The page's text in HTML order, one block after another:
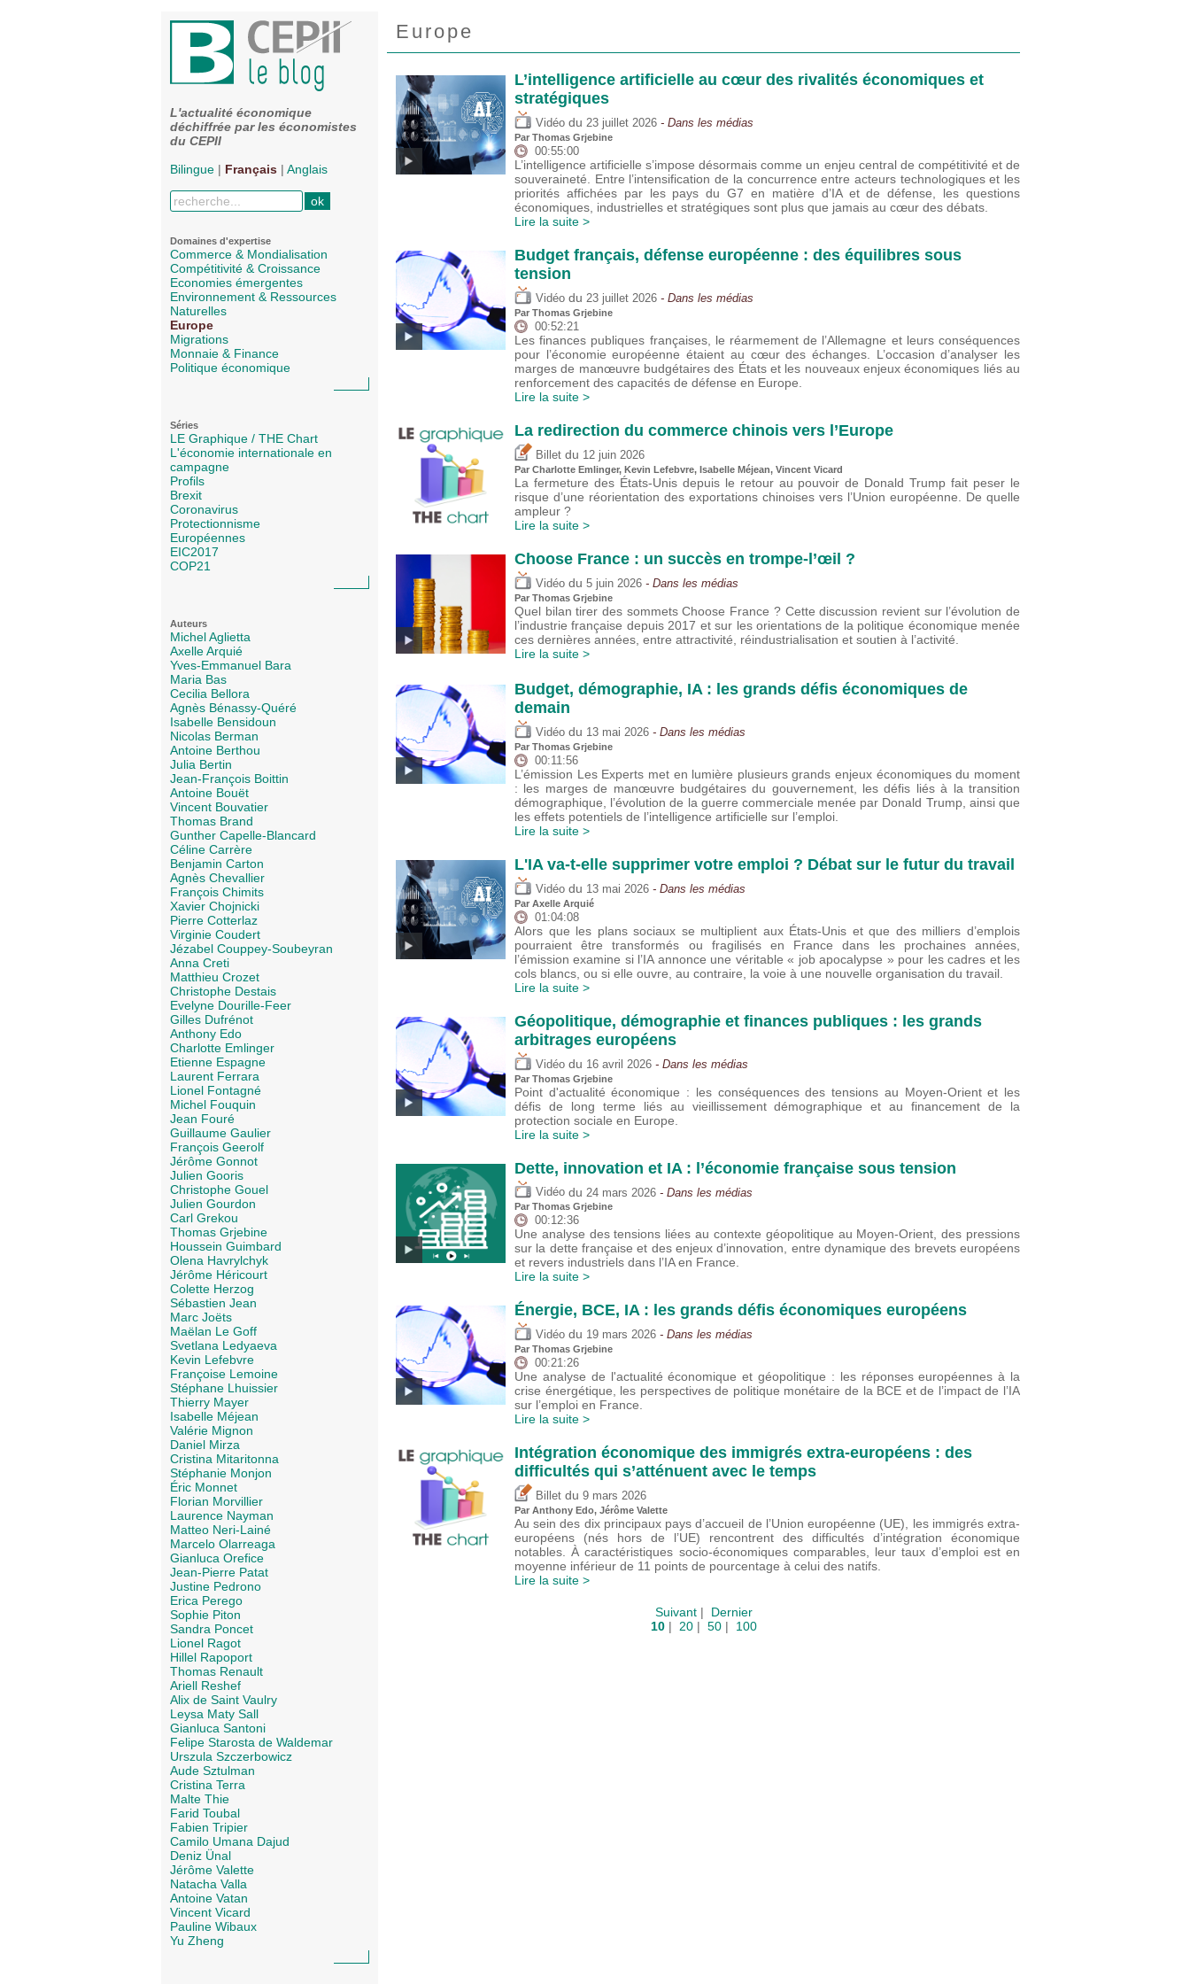
L'actualité économique
déchiffrée par les économistes
du CEPII
Bilingue | Français | Anglais
Domaines d'expertise
Commerce & Mondialisation
Compétitivité & Croissance
Economies émergentes
Environnement & Ressources
Naturelles
Europe
Migrations
Monnaie & Finance
Politique économique
Séries
LE Graphique / THE Chart
L'économie internationale en
campagne
Profils
Brexit
Coronavirus
Protectionnisme
Européennes
EIC2017
COP21
Auteurs
Michel Aglietta
Axelle Arquié
Yves-Emmanuel Bara
Maria Bas
Cecilia Bellora
Agnès Bénassy-Quéré
Isabelle Bensidoun
Nicolas Berman
Antoine Berthou
Julia Bertin
Jean-François Boittin
Antoine Bouët
Vincent Bouvatier
Thomas Brand
Gunther Capelle-Blancard
Céline Carrère
Benjamin Carton
Agnès Chevallier
François Chimits
Xavier Chojnicki
Pierre Cotterlaz
Virginie Coudert
Jézabel Couppey-Soubeyran
Anna Creti
Matthieu Crozet
Christophe Destais
Evelyne Dourille-Feer
Gilles Dufrénot
Anthony Edo
Charlotte Emlinger
Etienne Espagne
Laurent Ferrara
Lionel Fontagné
Michel Fouquin
Jean Fouré
Guillaume Gaulier
François Geerolf
Jérôme Gonnot
Julien Gooris
Christophe Gouel
Julien Gourdon
Carl Grekou
Thomas Grjebine
Houssein Guimbard
Olena Havrylchyk
Jérôme Héricourt
Colette Herzog
Sébastien Jean
Marc Joëts
Maëlan Le Goff
Svetlana Ledyaeva
Kevin Lefebvre
Françoise Lemoine
Stéphane Lhuissier
Thierry Mayer
Isabelle Méjean
Valérie Mignon
Daniel Mirza
Cristina Mitaritonna
Stéphanie Monjon
Éric Monnet
Florian Morvillier
Laurence Nayman
Matteo Neri-Lainé
Marcelo Olarreaga
Gianluca Orefice
Jean-Pierre Patat
Justine Pedrono
Erica Perego
Sophie Piton
Sandra Poncet
Lionel Ragot
Hillel Rapoport
Thomas Renault
Ariell Reshef
Alix de Saint Vaulry
Leysa Maty Sall
Gianluca Santoni
Felipe Starosta de Waldemar
Urszula Szczerbowicz
Aude Sztulman
Cristina Terra
Malte Thie
Farid Toubal
Fabien Tripier
Camilo Umana Dajud
Deniz Ünal
Jérôme Valette
Natacha Valla
Antoine Vatan
Vincent Vicard
Pauline Wibaux
Yu Zheng
Europe
L’intelligence artificielle au cœur des rivalités économiques et
stratégiques
Vidéo du 23 juillet 2026 - Dans les médias
Par Thomas Grjebine
00:55:00
L’intelligence artificielle s’impose désormais comme un enjeu central de compétitivité et de
souveraineté. Entre l’intensification de la concurrence entre acteurs technologiques et les
priorités affichées par les pays du G7 en matière d’IA et de défense, les questions
économiques, industrielles et stratégiques sont plus que jamais au cœur des débats.
Lire la suite >
Budget français, défense européenne : des équilibres sous
tension
Vidéo du 23 juillet 2026 - Dans les médias
Par Thomas Grjebine
00:52:21
Les finances publiques françaises, le réarmement de l’Allemagne et leurs conséquences
pour l’économie européenne étaient au cœur des échanges. L’occasion d’analyser les
marges de manœuvre budgétaires des États et les nouveaux enjeux économiques liés au
renforcement des capacités de défense en Europe.
Lire la suite >
La redirection du commerce chinois vers l’Europe
Billet du 12 juin 2026
Par Charlotte Emlinger, Kevin Lefebvre, Isabelle Méjean, Vincent Vicard
La fermeture des États-Unis depuis le retour au pouvoir de Donald Trump fait peser le
risque d’une réorientation des exportations chinoises vers l’Union européenne. De quelle
ampleur ?
Lire la suite >
Choose France : un succès en trompe-l’œil ?
Vidéo du 5 juin 2026 - Dans les médias
Par Thomas Grjebine
Quel bilan tirer des sommets Choose France ? Cette discussion revient sur l’évolution de
l’industrie française depuis 2017 et sur les orientations de la politique économique menée
ces dernières années, entre attractivité, réindustrialisation et soutien à l’activité.
Lire la suite >
Budget, démographie, IA : les grands défis économiques de
demain
Vidéo du 13 mai 2026 - Dans les médias
Par Thomas Grjebine
00:11:56
L’émission Les Experts met en lumière plusieurs grands enjeux économiques du moment
: les marges de manœuvre budgétaires du gouvernement, les défis liés à la transition
démographique, l’évolution de la guerre commerciale menée par Donald Trump, ainsi que
les effets potentiels de l’intelligence artificielle sur l’emploi.
Lire la suite >
L'IA va-t-elle supprimer votre emploi ? Débat sur le futur du travail
Vidéo du 13 mai 2026 - Dans les médias
Par Axelle Arquié
01:04:08
Alors que les plans sociaux se multiplient aux États-Unis et que des milliers d’emplois
pourraient être transformés ou fragilisés en France dans les prochaines années,
l’émission examine si l’IA annonce une véritable « job apocalypse » pour les cadres et les
cols blancs, ou si elle ouvre, au contraire, la voie à une nouvelle organisation du travail.
Lire la suite >
Géopolitique, démographie et finances publiques : les grands
arbitrages européens
Vidéo du 16 avril 2026 - Dans les médias
Par Thomas Grjebine
Point d'actualité économique : les conséquences des tensions au Moyen-Orient et les
défis de long terme liés au vieillissement démographique et au financement de la
protection sociale en Europe.
Lire la suite >
Dette, innovation et IA : l’économie française sous tension
Vidéo du 24 mars 2026 - Dans les médias
Par Thomas Grjebine
00:12:36
Une analyse des tensions liées au contexte géopolitique au Moyen-Orient, des pressions
sur la dette française et des enjeux d’innovation, entre dynamique des brevets européens
et revers industriels dans l’IA en France.
Lire la suite >
Énergie, BCE, IA : les grands défis économiques européens
Vidéo du 19 mars 2026 - Dans les médias
Par Thomas Grjebine
00:21:26
Une analyse de l'actualité économique et géopolitique : les réponses européennes à la
crise énergétique, les perspectives de politique monétaire de la BCE et de l’impact de l’IA
sur l’emploi en France.
Lire la suite >
Intégration économique des immigrés extra-européens : des
difficultés qui s’atténuent avec le temps
Billet du 9 mars 2026
Par Anthony Edo, Jérôme Valette
Au sein des dix principaux pays d’accueil de l’Union européenne (UE), les immigrés extra-
européens (nés hors de l’UE) rencontrent des difficultés d’intégration économique
notables. À caractéristiques socio-économiques comparables, leur taux d’emploi est en
moyenne inférieur de 11 points de pourcentage à celui des natifs.
Lire la suite >
Suivant| Dernier
10| 20| 50| 100